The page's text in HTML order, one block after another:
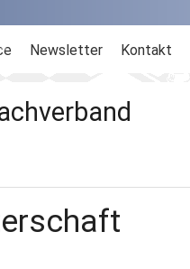
Newsletter Kontakt